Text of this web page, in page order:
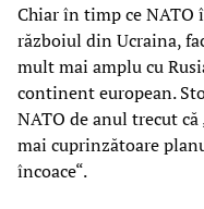
Chiar în timp ce NATO
războiul din Ucraina,
mult mai amplu cu
continent european.
NATO de anul trecut
mai cuprinzătoare
încoace“.